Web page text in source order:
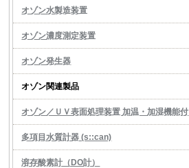
オゾン水製造装置
オゾン濃度測定装置
オゾン発生器
オゾン関連製品
オゾン／ＵＶ表面処理装置 加温・加湿機能付
多項目水質計器 (s::can)
溶存酸素計（DO計）